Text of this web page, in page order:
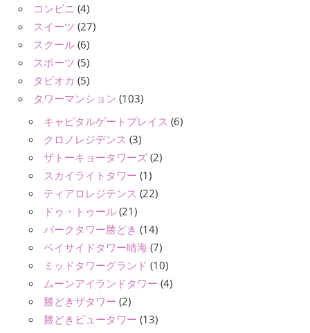
コンビニ (4)
スイーツ (27)
スクール (6)
スポーツ (5)
タピオカ (5)
タワーマンション (103)
キャピタルゲートプレイス (6)
クロノレジデンス (3)
ザトーキョータワーズ (2)
スカイライトタワー (1)
ティアロレジテンス (22)
ドゥ・トゥール (21)
パークタワー勝どき (14)
ベイサイドタワー晴海 (7)
ミッドタワーグランド (10)
ムーンアイランドタワー (4)
勝どきザタワー (2)
勝どきビュータワー (13)